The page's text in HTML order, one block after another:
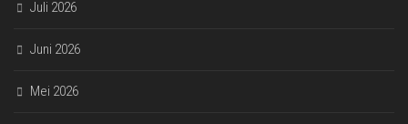
Juli 2026
Juni 2026
Mei 2026